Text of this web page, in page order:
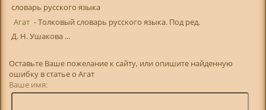
словарь русского языка
Агат - Толковый словарь русского языка. Под ред.
Д. Н. Ушакова ...
Оставьте Ваше пожелание к сайту, или опишите найденную
ошибку в статье о Агат
Ваше имя: